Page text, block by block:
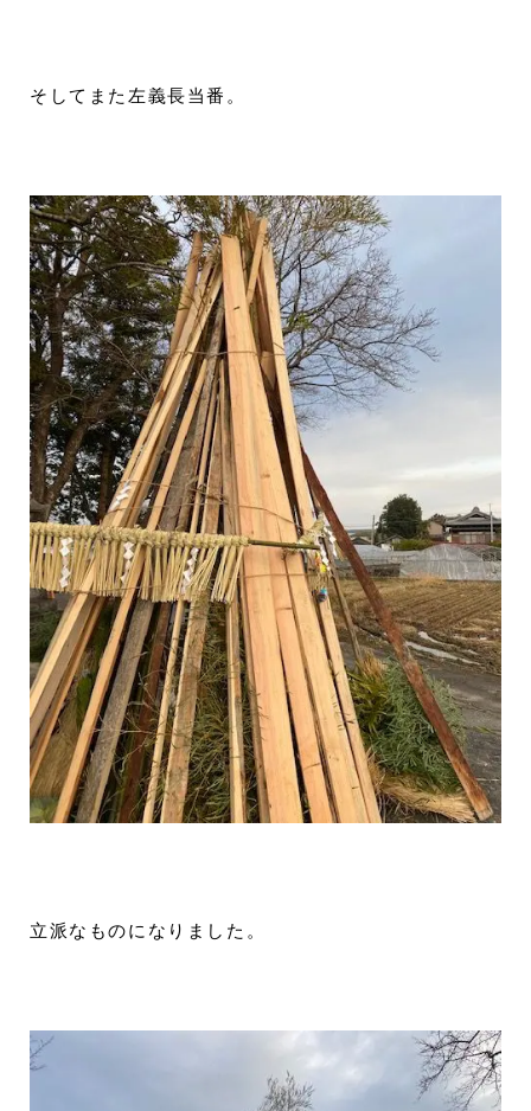
そしてまた左義長当番。
立派なものになりました。